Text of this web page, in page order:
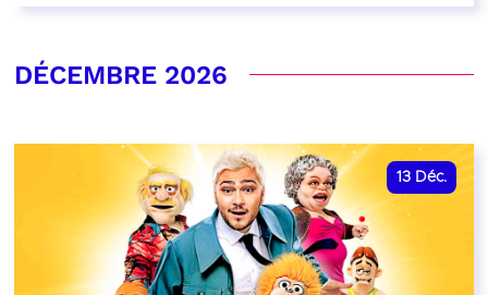
DÉCEMBRE 2026
13 Déc.